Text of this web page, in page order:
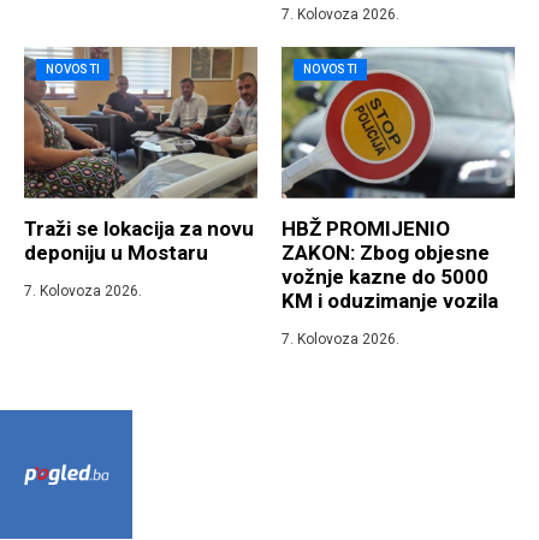
7. Kolovoza 2026.
NOVOSTI
Traži se lokacija za novu
deponiju u Mostaru
7. Kolovoza 2026.
NOVOSTI
HBŽ PROMIJENIO
ZAKON: Zbog objesne
vožnje kazne do 5000
KM i oduzimanje vozila
7. Kolovoza 2026.